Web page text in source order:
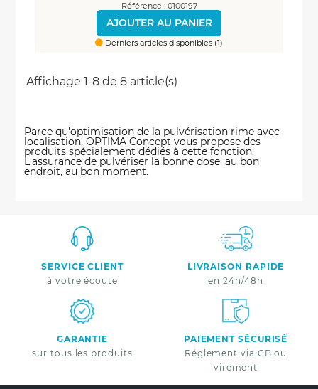
Référence : 0100197
AJOUTER AU PANIER
Derniers articles disponibles (1)
Affichage 1-8 de 8 article(s)
Parce qu'optimisation de la pulvérisation rime avec
localisation, OPTIMA Concept vous propose des
produits spécialement dédiés à cette fonction.
L'assurance de pulvériser la bonne dose, au bon
endroit, au bon moment.
SERVICE CLIENT
à votre écoute
LIVRAISON RAPIDE
en 24h/48h
GARANTIE
sur tous les produits
PAIEMENT SÉCURISÉ
Réglement via CB ou
virement